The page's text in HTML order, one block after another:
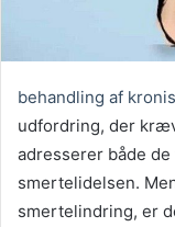
behandling af
udfordring, der
adresserer både
smertelidelsen.
smertelindring, er